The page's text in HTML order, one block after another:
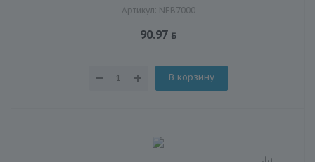
Артикул: NEB7000
90.97
В корзину